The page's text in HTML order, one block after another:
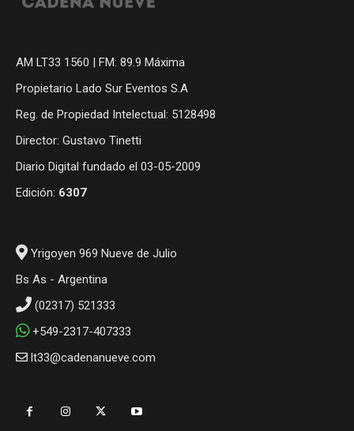
AM LT33 1560 | FM: 89.9 Máxima
Propietario Lado Sur Eventos S.A
Reg. de Propiedad Intelectual: 5128498
Director: Gustavo Tinetti
Diario Digital fundado el 03-05-2009
Edición: 6307
Yrigoyen 969 Nueve de Julio
Bs As - Argentina
(02317) 521333
+549-2317-407333
lt33@cadenanueve.com